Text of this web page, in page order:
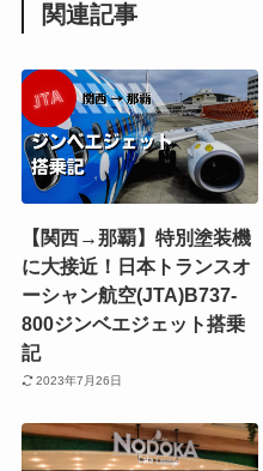
関連記事
【関西→那覇】特別塗装機
に大接近！日本トランスオ
ーシャン航空(JTA)B737-
800ジンベエジェット搭乗
記
2023年7月26日